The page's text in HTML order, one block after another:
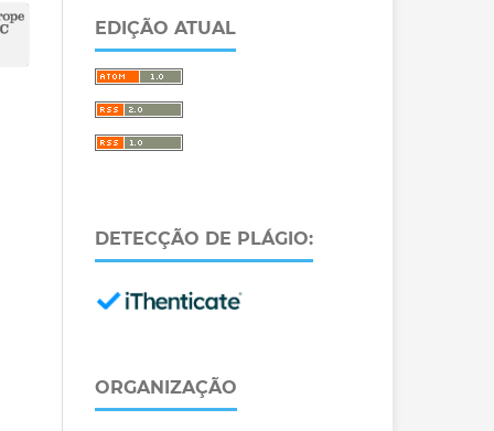
EDIÇÃO ATUAL
DETECÇÃO DE PLÁGIO:
ORGANIZAÇÃO